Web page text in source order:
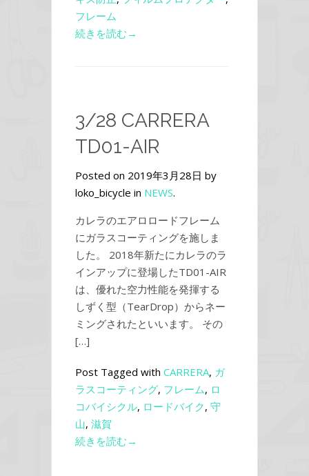
フレーム
続きを読む→
3/28 CARRERA
TD01-AIR
Posted on 2019年3月28日 by
loko_bicycle in NEWS.
カレラのエアロロードフレーム
にガラスコーティングを施しま
した。 2018年新たにカレラのラ
インアップに登場したTD01-AIR
は、優れた空力性能を発揮する
しずく型（TearDrop）からネー
ミングされたといいます。 その
[…]
Post Tagged with CARRERA, ガ
ラスコーティング, フレーム, ロ
コバイシクル, ロードバイク, 守
山, 滋賀
続きを読む→